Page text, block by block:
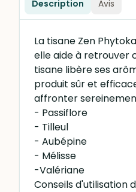
Description Avis
La tisane Zen
elle aide à retrouver
tisane libère ses
produit sûr et
affronter
- Passiflore
- Tilleul
- Aubépine
- Mélisse
-Valériane
Conseils d'utilisation